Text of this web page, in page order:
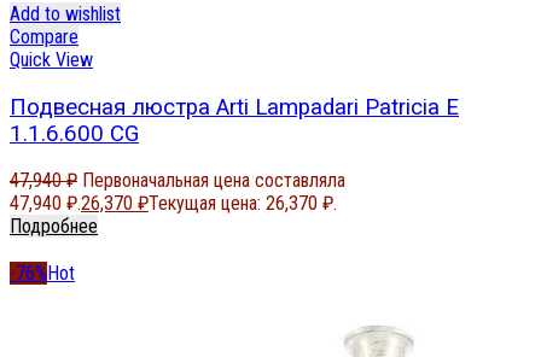
Add to wishlist
Compare
Quick View
Подвесная люстра Arti Lampadari Patricia E
1.1.6.600 CG
47,940₽ Первоначальная цена составляла
47,940 ₽.26,370 ₽Текущая цена: 26,370 ₽.
Подробнее
-76% Hot